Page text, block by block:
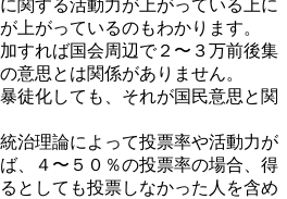
関する活動力が上がっている上に
上がっているのもわかります。
すれば国会周辺で２〜３万前後集
意思とは関係がありません。
徒化しても、それが国民意思と関
治理論によって投票率や活動力が
、４〜５０％の投票率の場合、得
としても投票しなかった人を含め